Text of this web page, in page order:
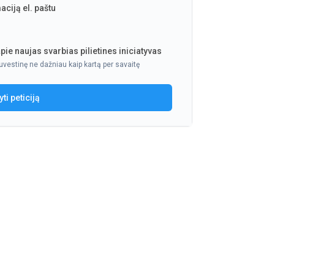
el. paštu
naujas svarbias pilietines iniciatyvas
ne dažniau kaip kartą per savaitę
peticiją